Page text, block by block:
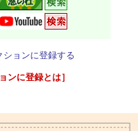
ションに登録する
ンに登録とは］